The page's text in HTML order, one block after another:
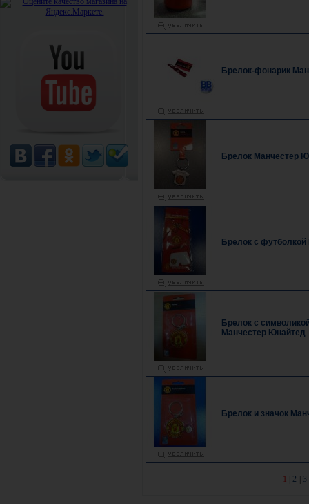
Брелок-фонарик
Брелок Манчестер
Брелок с
Брелок с
Манчестер Юнайтед
Брелок и значок
1 2 3